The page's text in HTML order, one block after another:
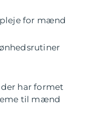
for mænd
har formet
til mænd